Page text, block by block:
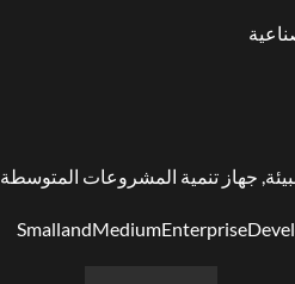
جهاز تنمية المشروعات المتوسطة